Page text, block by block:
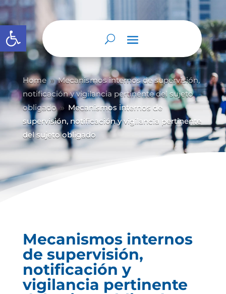
Abrir barra de herramientas
Home 9 Mecanismos internos de supervisión,
notificación y vigilancia pertinente del sujeto
obligado 9 Mecanismos internos de
supervisión, notificación y vigilancia pertinente
del sujeto obligado
Mecanismos internos
de supervisión,
notificación y
vigilancia pertinente